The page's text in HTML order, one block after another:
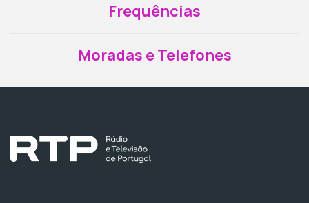
Frequências
Moradas e Telefones